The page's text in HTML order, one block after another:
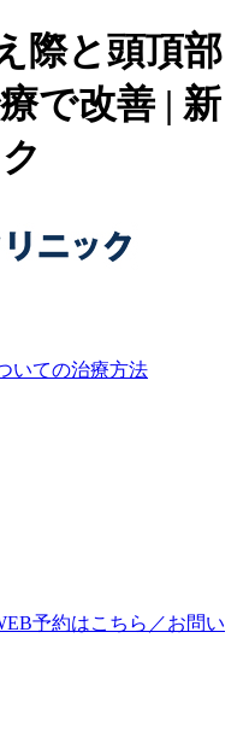
際と頭頂部
で改善 | 新
いての治療方法
予約はこちら／お問い